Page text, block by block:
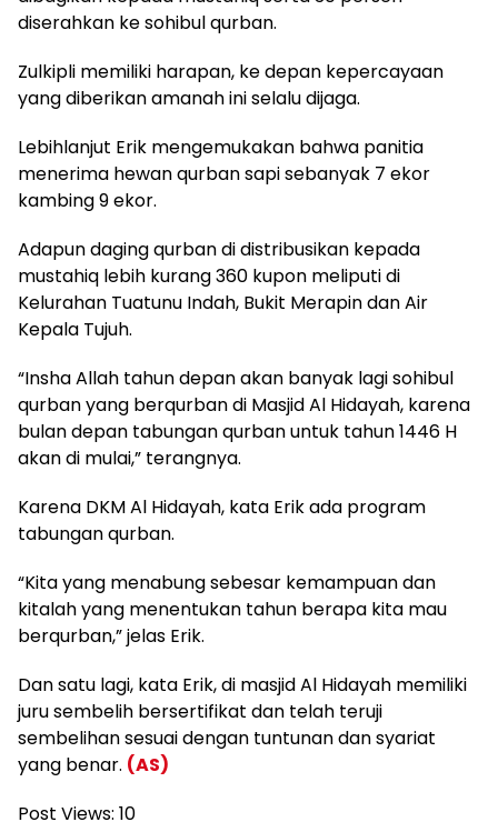
diserahkan ke sohibul qurban.
Zulkipli memiliki harapan, ke depan kepercayaan
yang diberikan amanah ini selalu dijaga.
Lebihlanjut Erik mengemukakan bahwa panitia
menerima hewan qurban sapi sebanyak 7 ekor
kambing 9 ekor.
Adapun daging qurban di distribusikan kepada
mustahiq lebih kurang 360 kupon meliputi di
Kelurahan Tuatunu Indah, Bukit Merapin dan Air
Kepala Tujuh.
“Insha Allah tahun depan akan banyak lagi sohibul
qurban yang berqurban di Masjid Al Hidayah, karena
bulan depan tabungan qurban untuk tahun 1446 H
akan di mulai,” terangnya.
Karena DKM Al Hidayah, kata Erik ada program
tabungan qurban.
“Kita yang menabung sebesar kemampuan dan
kitalah yang menentukan tahun berapa kita mau
berqurban,” jelas Erik.
Dan satu lagi, kata Erik, di masjid Al Hidayah memiliki
juru sembelih bersertifikat dan telah teruji
sembelihan sesuai dengan tuntunan dan syariat
yang benar. (AS)
Post Views: 10